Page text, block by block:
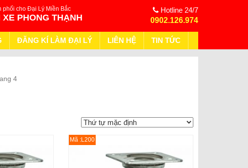
phối cho Đại Lý Miền Bắc
XE PHONG THẠNH
Hotline 24/7
0902.126.974
ĐĂNG KÍ LÀM ĐẠI LÝ LIÊN HỆ TIN TỨC
4
Mã :L200